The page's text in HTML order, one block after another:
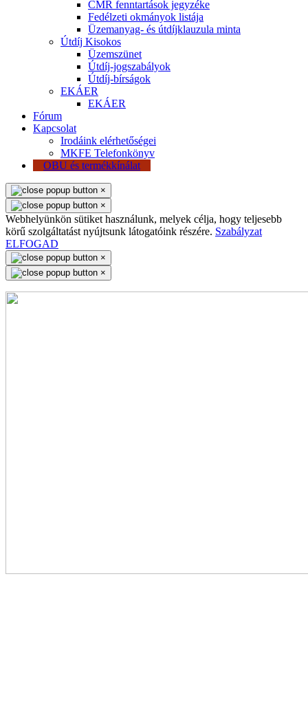
CMR fenntartások jegyzéke
Fedélzeti okmányok listája
Üzemanyag- és útdíjklauzula minta
Útdíj Kisokos
Üzemszünet
Útdíj-jogszabályok
Útdíj-bírságok
EKÁER
EKÁER
Fórum
Kapcsolat
Irodáink elérhetőségei
MKFE Telefonkönyv
OBU és termékkínálat
×
×
Webhelyünkön sütiket használunk, melyek célja, hogy teljesebb
körű szolgáltatást nyújtsunk látogatóink részére. Szabályzat
ELFOGAD
×
×